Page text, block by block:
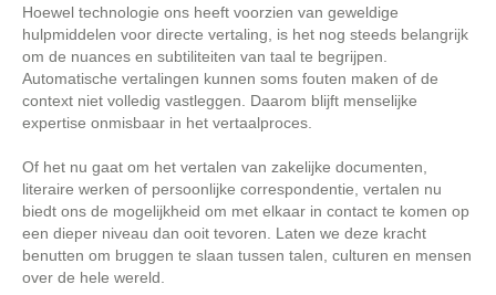
Hoewel technologie ons heeft voorzien van geweldige
hulpmiddelen voor directe vertaling, is het nog steeds belangrijk
om de nuances en subtiliteiten van taal te begrijpen.
Automatische vertalingen kunnen soms fouten maken of de
context niet volledig vastleggen. Daarom blijft menselijke
expertise onmisbaar in het vertaalproces.
Of het nu gaat om het vertalen van zakelijke documenten,
literaire werken of persoonlijke correspondentie, vertalen nu
biedt ons de mogelijkheid om met elkaar in contact te komen op
een dieper niveau dan ooit tevoren. Laten we deze kracht
benutten om bruggen te slaan tussen talen, culturen en mensen
over de hele wereld.